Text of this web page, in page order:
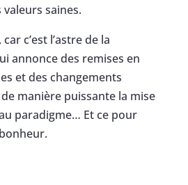
saines.
c’est l’astre de la
annonce des remises en
et des changements
manière puissante la mise
paradigme… Et ce pour